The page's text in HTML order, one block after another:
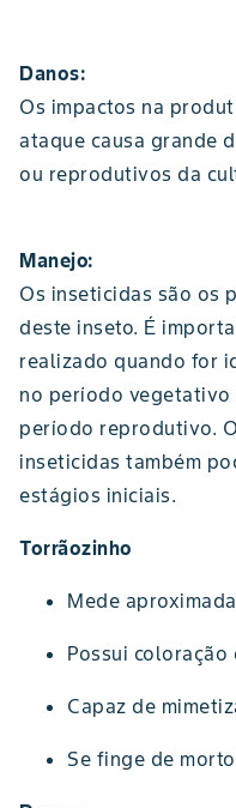
Danos:
Os impactos na
ataque causa grande
ou reprodutivos da
Manejo:
Os inseticidas são os
deste inseto. É
realizado quando for
no período vegetativo
período reprodutivo.
inseticidas também
estágios iniciais.
Torrãozinho
Mede
Possui coloração
Capaz de
Se finge de